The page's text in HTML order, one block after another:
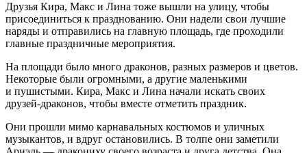
Друзья Кира, Макс и Лина тоже вышли на улицу, чтобы
присоединиться к празднованию. Они надели свои лучшие
наряды и отправились на главную площадь, где проходили
главные праздничные мероприятия.
На площади было много драконов, разных размеров и цветов.
Некоторые были огромными, а другие маленькими
и пушистыми. Кира, Макс и Лина начали искать своих
друзей-драконов, чтобы вместе отметить праздник.
Они прошли мимо карнавальных костюмов и уличных
музыкантов, и вдруг остановились. В толпе они заметили